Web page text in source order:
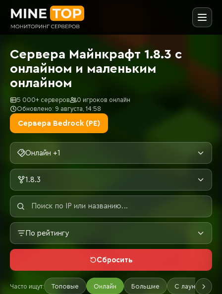
Сервера Майнкрафт 1.8.3 с
онлайном и маленьким
онлайном
5 000+ серверов
0 игроков онлайн
Обновлено: 9 августа, 14:58
Сервера Bedrock (PE)
Онлайн +1
1.8.3
По рейтингу
Сбросить
Часто ищут: Топовые Онлайн Большие С лаунчером